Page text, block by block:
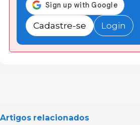
Cadastre-se Login
Artigos relacionados